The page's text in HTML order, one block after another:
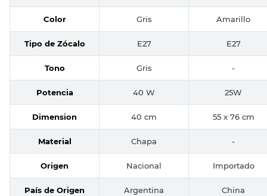
Color Gris Amarillo
Tipo de Zócalo E27 E27
Tono Gris -
Potencia 40 W 25W
Dimension 40 cm 55 x 76 cm
Material Chapa -
Origen Nacional Importado
País de Origen Argentina China